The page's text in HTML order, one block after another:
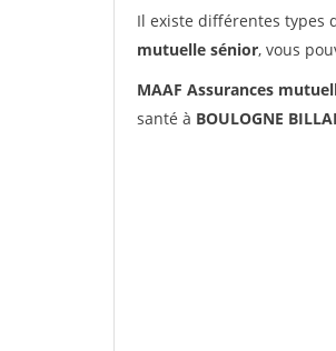
Il existe différentes types
mutuelle sénior, vous
MAAF Assurances
santé à BOULOGNE